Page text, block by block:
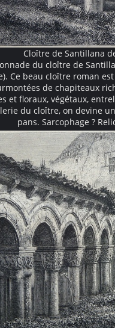
Cloître de Santillana
du cloître de
Ce beau cloître roman
de chapiteaux
et floraux, végétaux,
du cloître, on devine
pans. Sarcophage ?